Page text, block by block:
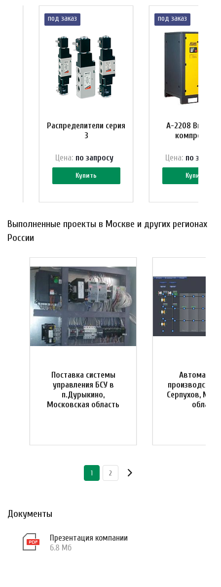
под заказ
Распределители серия
3
Купить
Цена: по запросу
под заказ
A-2208
компрессор
Купить
Цена: по зап
Выполненные проекты в Москве и других регионах
России
Поставка системы
управления БСУ в
п.Дурыкино,
Московская область
производства
Серпухов,
область
1 2
Документы
Презентация компании
6.8 Мб